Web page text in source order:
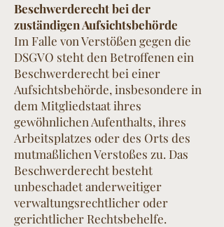
Beschwerderecht bei der
zuständigen Aufsichtsbehörde
Im Falle von Verstößen gegen die
DSGVO steht den Betroffenen ein
Beschwerderecht bei einer
Aufsichtsbehörde, insbesondere in
dem Mitgliedstaat ihres
gewöhnlichen Aufenthalts, ihres
Arbeitsplatzes oder des Orts des
mutmaßlichen Verstoßes zu. Das
Beschwerderecht besteht
unbeschadet anderweitiger
verwaltungsrechtlicher oder
gerichtlicher Rechtsbehelfe.